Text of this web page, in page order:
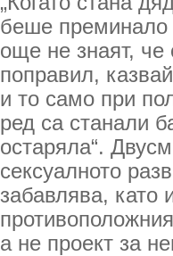
беше преминало
още не знаят,
поправил,
и то само при
ред са станали
остаряла“.
сексуалното
забавлява, като
а не проект за